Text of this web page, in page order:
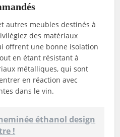
autres meubles destinés à
des matériaux
offrent une bonne isolation
en étant résistant à
métalliques, qui sont
en réaction avec
dans le vin.
éthanol design
!